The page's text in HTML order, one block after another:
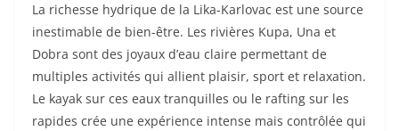
La richesse hydrique de la Lika-Karlovac est une source
inestimable de bien-être. Les rivières Kupa, Una et
Dobra sont des joyaux d’eau claire permettant de
multiples activités qui allient plaisir, sport et relaxation.
Le kayak sur ces eaux tranquilles ou le rafting sur les
rapides crée une expérience intense mais contrôlée qui